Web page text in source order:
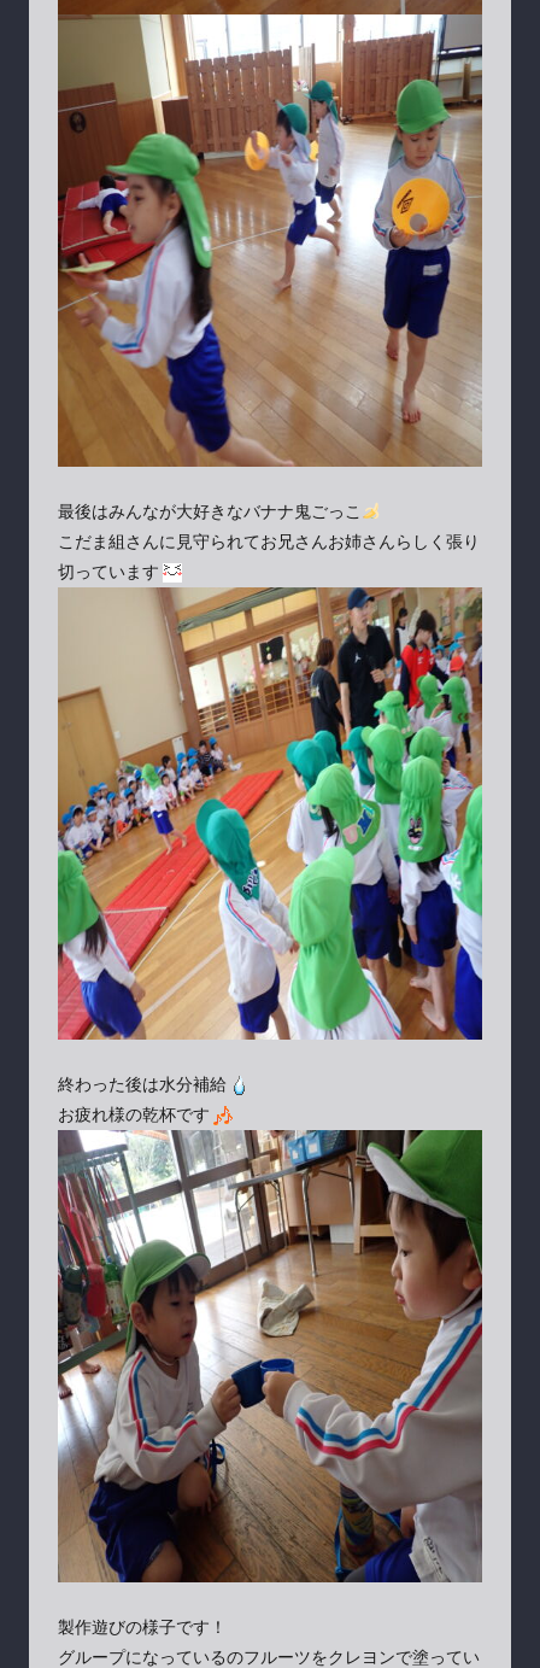
最後はみんなが大好きなバナナ鬼ごっこ
こだま組さんに見守られてお兄さんお姉さんらしく張り
切っています
終わった後は水分補給
お疲れ様の乾杯です
製作遊びの様子です！
グループになっているのフルーツをクレヨンで塗ってい